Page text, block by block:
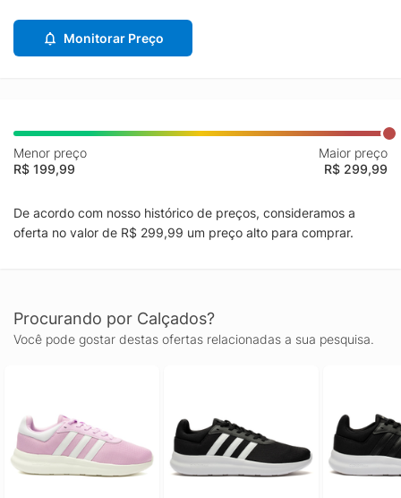
Monitorar Preço
Menor preço
R$ 199,99
Maior preço
R$ 299,99
De acordo com nosso histórico de preços, consideramos a
oferta no valor de R$ 299,99 um preço alto para comprar.
Procurando por Calçados?
Você pode gostar destas ofertas relacionadas a sua pesquisa.